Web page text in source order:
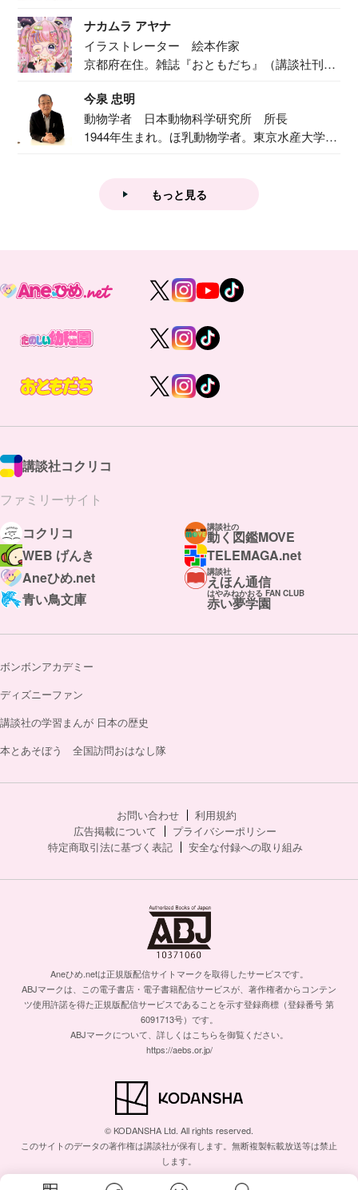
ナカムラ アヤナ
イラストレーター 絵本作家
京都府在住。雑誌『おともだち』（講談社刊）
今泉 忠明
動物学者 日本動物科学研究所 所長
1944年生まれ。ほ乳動物学者。東京水産大学卒
もっと見る
講談社コクリコ
ファミリーサイト
コクリコ
講談社の
動く図鑑MOVE
WEB げんき
TELEMAGA.net
Aneひめ.net
講談社
えほん通信
青い鳥文庫
はやみねかおる FAN CLUB
赤い夢学園
ボンボンアカデミー
ディズニーファン
講談社の学習まんが 日本の歴史
本とあそぼう 全国訪問おはなし隊
お問い合わせ
利用規約
広告掲載について
プライバシーポリシー
特定商取引法に基づく表記
安全な付録への取り組み
Aneひめ.netは正規版配信サイトマークを取得したサービスです。
ABJマークは、この電子書店・電子書籍配信サービスが、著作権者からコンテン
ツ使用許諾を得た正規版配信サービスであることを示す登録商標（登録番号 第
6091713号）です。
ABJマークについて、詳しくはこちらを御覧ください。
https://aebs.or.jp/
© KODANSHA Ltd. All rights reserved.
このサイトのデータの著作権は講談社が保有します。無断複製転載放送等は禁止
します。